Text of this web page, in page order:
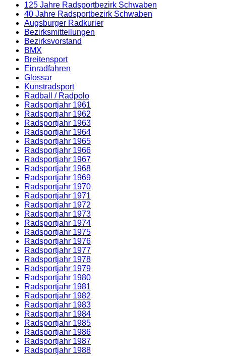
125 Jahre Radsportbezirk Schwaben
40 Jahre Radsportbezirk Schwaben
Augsburger Radkurier
Bezirksmitteilungen
Bezirksvorstand
BMX
Breitensport
Einradfahren
Glossar
Kunstradsport
Radball / Radpolo
Radsportjahr 1961
Radsportjahr 1962
Radsportjahr 1963
Radsportjahr 1964
Radsportjahr 1965
Radsportjahr 1966
Radsportjahr 1967
Radsportjahr 1968
Radsportjahr 1969
Radsportjahr 1970
Radsportjahr 1971
Radsportjahr 1972
Radsportjahr 1973
Radsportjahr 1974
Radsportjahr 1975
Radsportjahr 1976
Radsportjahr 1977
Radsportjahr 1978
Radsportjahr 1979
Radsportjahr 1980
Radsportjahr 1981
Radsportjahr 1982
Radsportjahr 1983
Radsportjahr 1984
Radsportjahr 1985
Radsportjahr 1986
Radsportjahr 1987
Radsportjahr 1988